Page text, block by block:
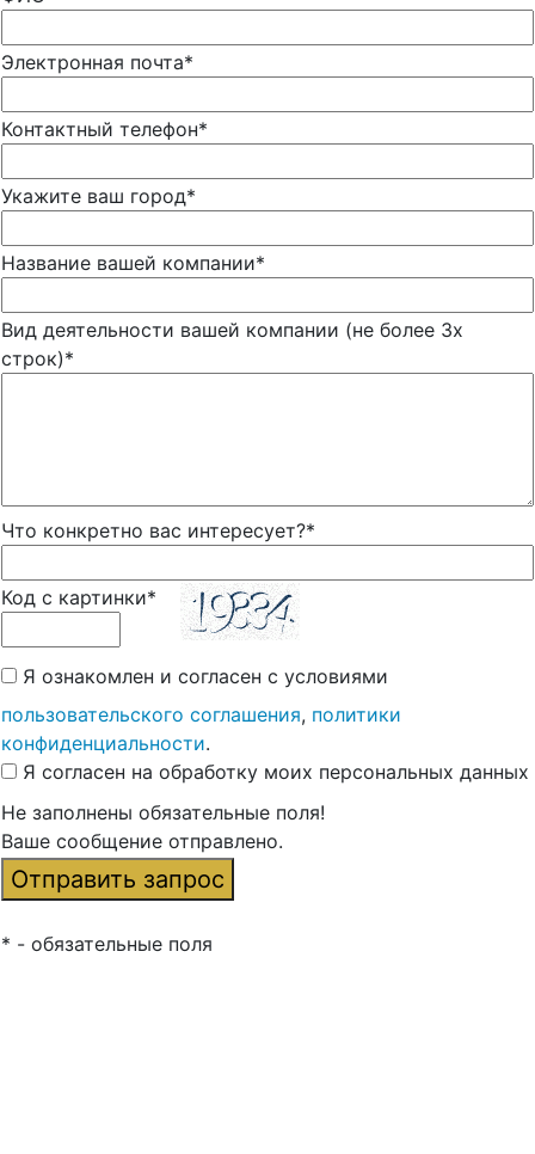
Электронная почта*
Контактный телефон*
Укажите ваш город*
Название вашей компании*
Вид деятельности вашей компании (не более 3х
строк)*
Что конкретно вас интересует?*
Код с картинки*
Я ознакомлен и согласен с условиями
пользовательского соглашения, политики
конфиденциальности.
Я согласен на обработку моих персональных данных
Не заполнены обязательные поля!
Ваше сообщение отправлено.
* - обязательные поля